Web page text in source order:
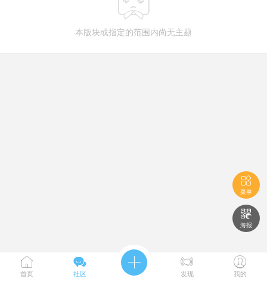
本版块或指定的范围内尚无主题

菜单

海报

首页

社区
 
发现

我的